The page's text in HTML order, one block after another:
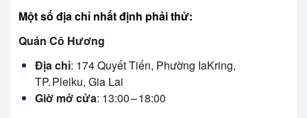
Một số địa chỉ nhất định phải thử:
Quán Cô Hương
Địa chỉ: 174 Quyết Tiến, Phường IaKring,
TP. Pleiku, Gia Lai
Giờ mở cửa: 13:00 – 18:00